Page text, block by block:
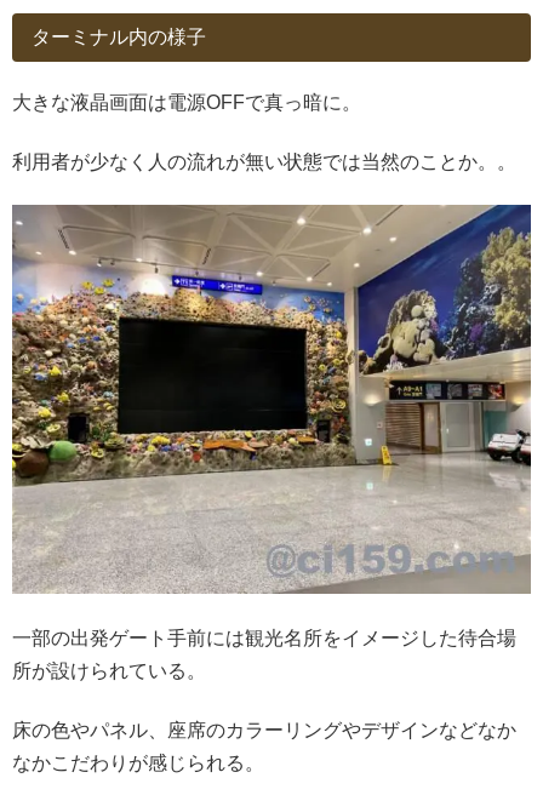
ターミナル内の様子
大きな液晶画面は電源OFFで真っ暗に。
利用者が少なく人の流れが無い状態では当然のことか。。
一部の出発ゲート手前には観光名所をイメージした待合場
所が設けられている。
床の色やパネル、座席のカラーリングやデザインなどなか
なかこだわりが感じられる。